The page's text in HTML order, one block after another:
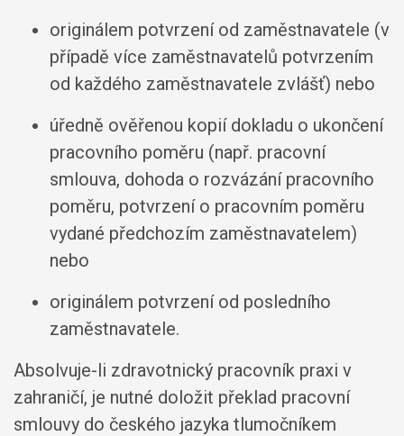
originálem potvrzení od zaměstnavatele (v
případě více zaměstnavatelů potvrzením
od každého zaměstnavatele zvlášť) nebo
úředně ověřenou kopií dokladu o ukončení
pracovního poměru (např. pracovní
smlouva, dohoda o rozvázání pracovního
poměru, potvrzení o pracovním poměru
vydané předchozím zaměstnavatelem)
nebo
originálem potvrzení od posledního
zaměstnavatele.
Absolvuje-li zdravotnický pracovník praxi v
zahraničí, je nutné doložit překlad pracovní
smlouvy do českého jazyka tlumočníkem